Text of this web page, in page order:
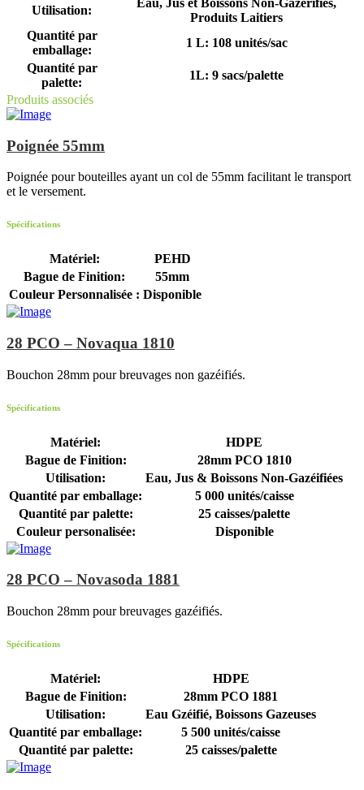
Utilisation:
Produits Laitiers
Quantité par
emballage:
1 L: 108 unités/sac
Quantité par
palette:
1L: 9 sacs/palette
Produits associés
Poignée 55mm
Poignée pour bouteilles ayant un col de 55mm facilitant le transport
et le versement.
Spécifications
Matériel:
PEHD
Bague de Finition:
55mm
Couleur Personnalisée : Disponible
28 PCO – Novaqua 1810
Bouchon 28mm pour breuvages non gazéifiés.
Spécifications
Matériel:
HDPE
Bague de Finition:
28mm PCO 1810
Utilisation:
Eau, Jus & Boissons Non-Gazéifiées
Quantité par emballage:
5 000 unités/caisse
Quantité par palette:
25 caisses/palette
Couleur personalisée:
Disponible
28 PCO – Novasoda 1881
Bouchon 28mm pour breuvages gazéifiés.
Spécifications
Matériel:
HDPE
Bague de Finition:
28mm PCO 1881
Utilisation:
Eau Gzéifié, Boissons Gazeuses
Quantité par emballage:
5 500 unités/caisse
Quantité par palette:
25 caisses/palette